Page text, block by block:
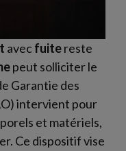
avec fuitereste
peut solliciter le
Garantie des
intervient pour
et matériels,
Ce dispositif vise